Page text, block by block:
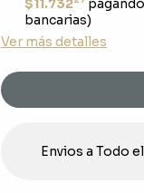
$11.732
bancarias)
Ver más detalles
Envios a Todo